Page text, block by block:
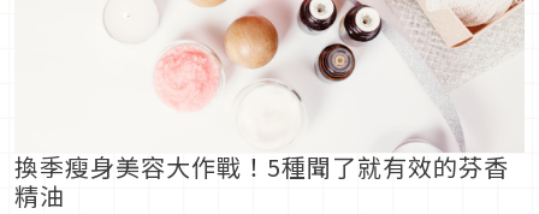
換季瘦身美容大作戰！5種聞了就有效的芬香
精油